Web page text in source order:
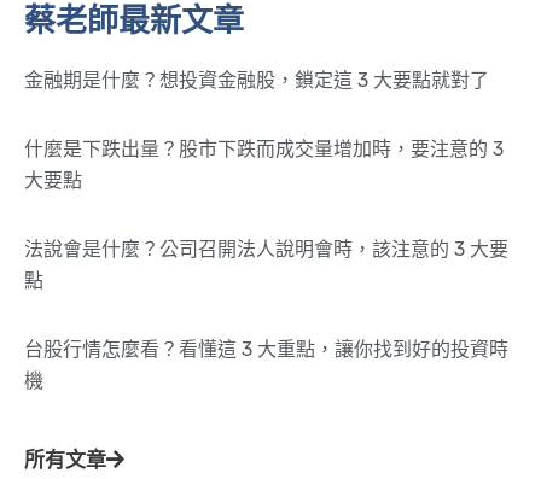
蔡老師最新文章
金融期是什麼？想投資金融股，鎖定這 3 大要點就對了
什麼是下跌出量？股市下跌而成交量增加時，要注意的 3
大要點
法說會是什麼？公司召開法人說明會時，該注意的 3 大要
點
台股行情怎麼看？看懂這 3 大重點，讓你找到好的投資時
機
所有文章